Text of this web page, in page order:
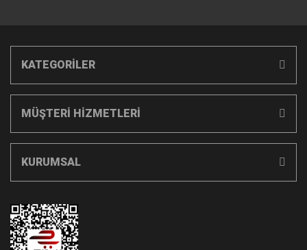
KATEGORİLER
MÜŞTERİ HİZMETLERİ
KURUMSAL